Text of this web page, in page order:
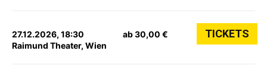
27.12.2026, 18:30
Raimund Theater, Wien
ab 30,00 € TICKETS